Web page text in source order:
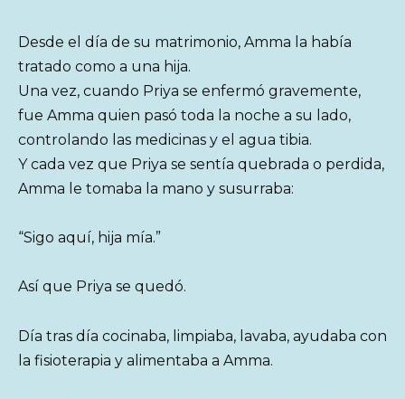
Desde el día de su matrimonio, Amma la había
tratado como a una hija.
Una vez, cuando Priya se enfermó gravemente,
fue Amma quien pasó toda la noche a su lado,
controlando las medicinas y el agua tibia.
Y cada vez que Priya se sentía quebrada o perdida,
Amma le tomaba la mano y susurraba:
“Sigo aquí, hija mía.”
Así que Priya se quedó.
Día tras día cocinaba, limpiaba, lavaba, ayudaba con
la fisioterapia y alimentaba a Amma.